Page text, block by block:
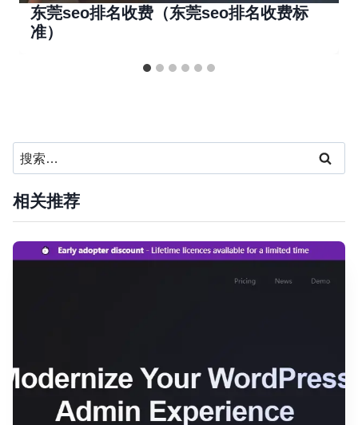
东莞seo排名收费（东莞seo排名收费标
准）
搜
索：
相关推荐